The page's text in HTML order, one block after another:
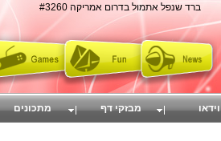
ברד שנפל אתמול בדרום אמריקה #3260
וידאו מבזקי דף מתכונים